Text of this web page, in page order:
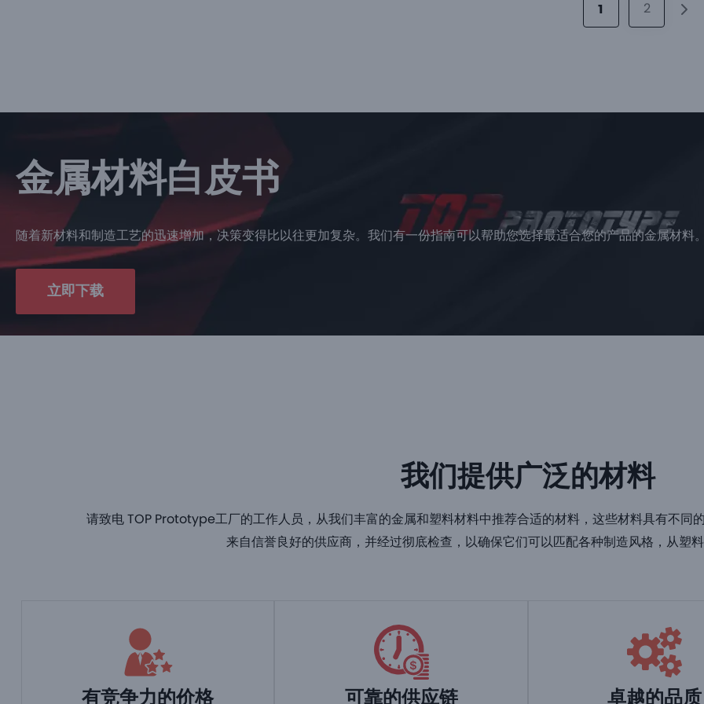
1 2
金属材料白皮书
随着新材料和制造工艺的迅速增加，决策变得比以往更加复杂。 我们有一份指南可以帮助您选择最适合您的产品的金属材料
立即下载
我们提供广泛的材料
请致电 TOP Prototype工厂的工作人员，从我们丰富的金属和塑料材料中推荐合适的材料，这些材料具有不同
来自信誉良好的供应商，并经过彻底检查，以确保它们可以匹配各种制造风格，从塑
有竞争力的价格 可靠的供应链 卓越的品质